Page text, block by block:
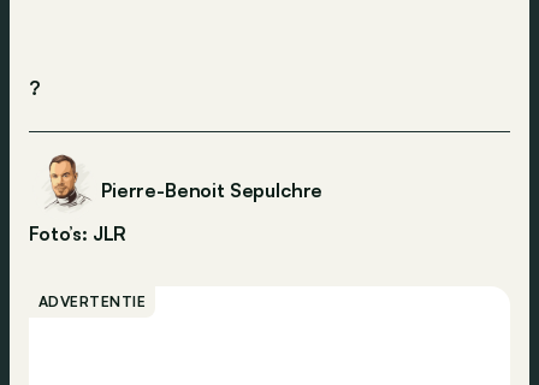
?
Pierre-Benoit Sepulchre
Foto’s: JLR
ADVERTENTIE